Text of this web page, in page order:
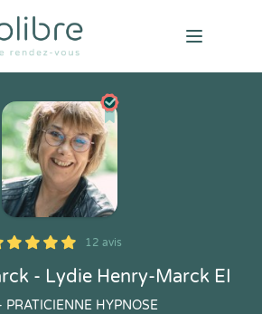
Open
12 avis
- Lydie Henry-Marck EI
PRATICIENNE HYPNOSE